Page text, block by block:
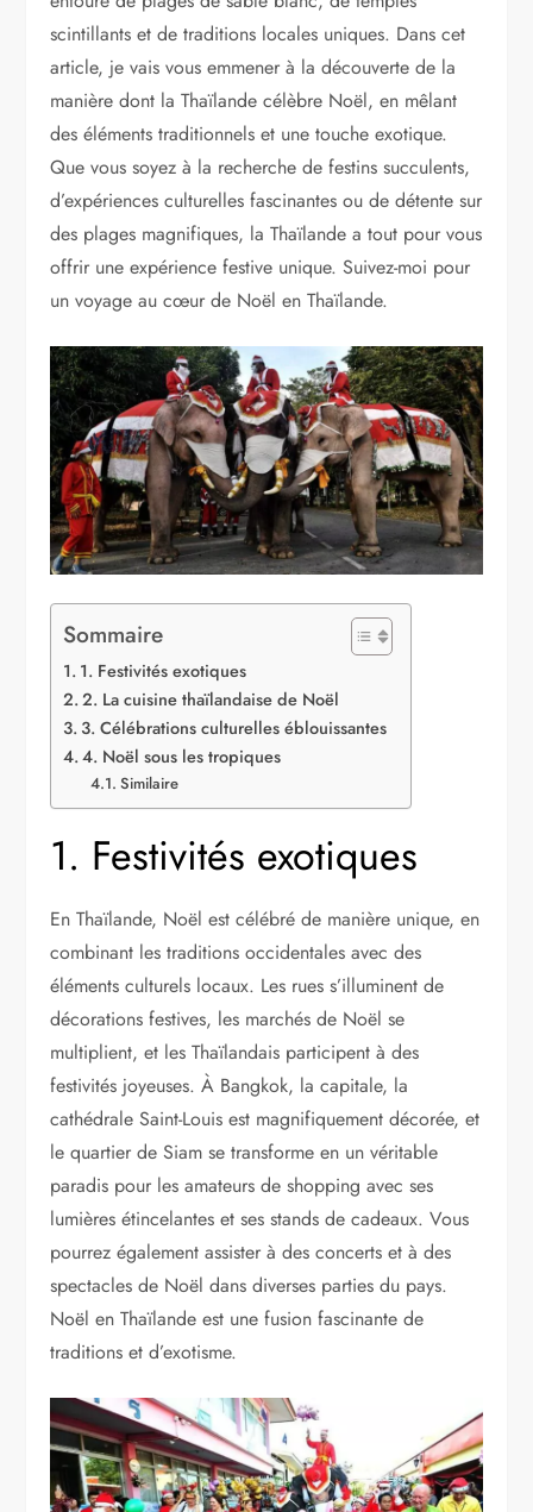
scintillants et de traditions locales uniques. Dans cet
article, je vais vous emmener à la découverte de la
manière dont la Thaïlande célèbre Noël, en mêlant
des éléments traditionnels et une touche exotique.
Que vous soyez à la recherche de festins succulents,
d’expériences culturelles fascinantes ou de détente sur
des plages magnifiques, la Thaïlande a tout pour vous
offrir une expérience festive unique. Suivez-moi pour
un voyage au cœur de Noël en Thaïlande.
Sommaire
1. Festivités exotiques
2. La cuisine thaïlandaise de Noël
3. Célébrations culturelles éblouissantes
4. Noël sous les tropiques
Similaire
1. Festivités exotiques
En Thaïlande, Noël est célébré de manière unique, en
combinant les traditions occidentales avec des
éléments culturels locaux. Les rues s’illuminent de
décorations festives, les marchés de Noël se
multiplient, et les Thaïlandais participent à des
festivités joyeuses. À Bangkok, la capitale, la
cathédrale Saint-Louis est magnifiquement décorée, et
le quartier de Siam se transforme en un véritable
paradis pour les amateurs de shopping avec ses
lumières étincelantes et ses stands de cadeaux. Vous
pourrez également assister à des concerts et à des
spectacles de Noël dans diverses parties du pays.
Noël en Thaïlande est une fusion fascinante de
traditions et d’exotisme.